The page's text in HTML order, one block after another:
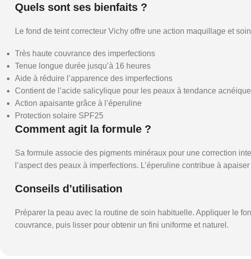
Quels sont ses bienfaits ?
Le fond de teint correcteur Vichy offre une action maquillage et
Très haute couvrance des imperfections
Tenue longue durée jusqu’à 16 heures
Aide à réduire l’apparence des imperfections
Contient de l’acide salicylique pour les peaux à tendance acnéique
Action apaisante grâce à l’éperuline
Protection solaire SPF25
Comment agit la formule ?
Sa formule associe des pigments minéraux pour une correction
l’aspect des peaux à imperfections. L’éperuline contribue à
Conseils d’utilisation
Préparer la peau avec la routine de soin habituelle. Appliquer le
couvrance, puis lisser pour obtenir un fini uniforme et naturel.